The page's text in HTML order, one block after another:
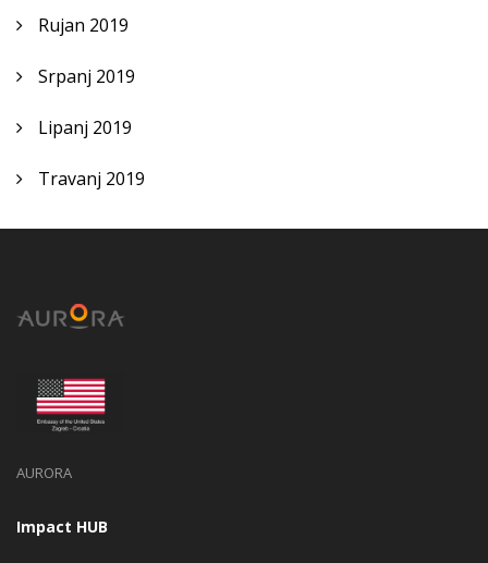
Rujan 2019
Srpanj 2019
Lipanj 2019
Travanj 2019
AURORA
Impact HUB